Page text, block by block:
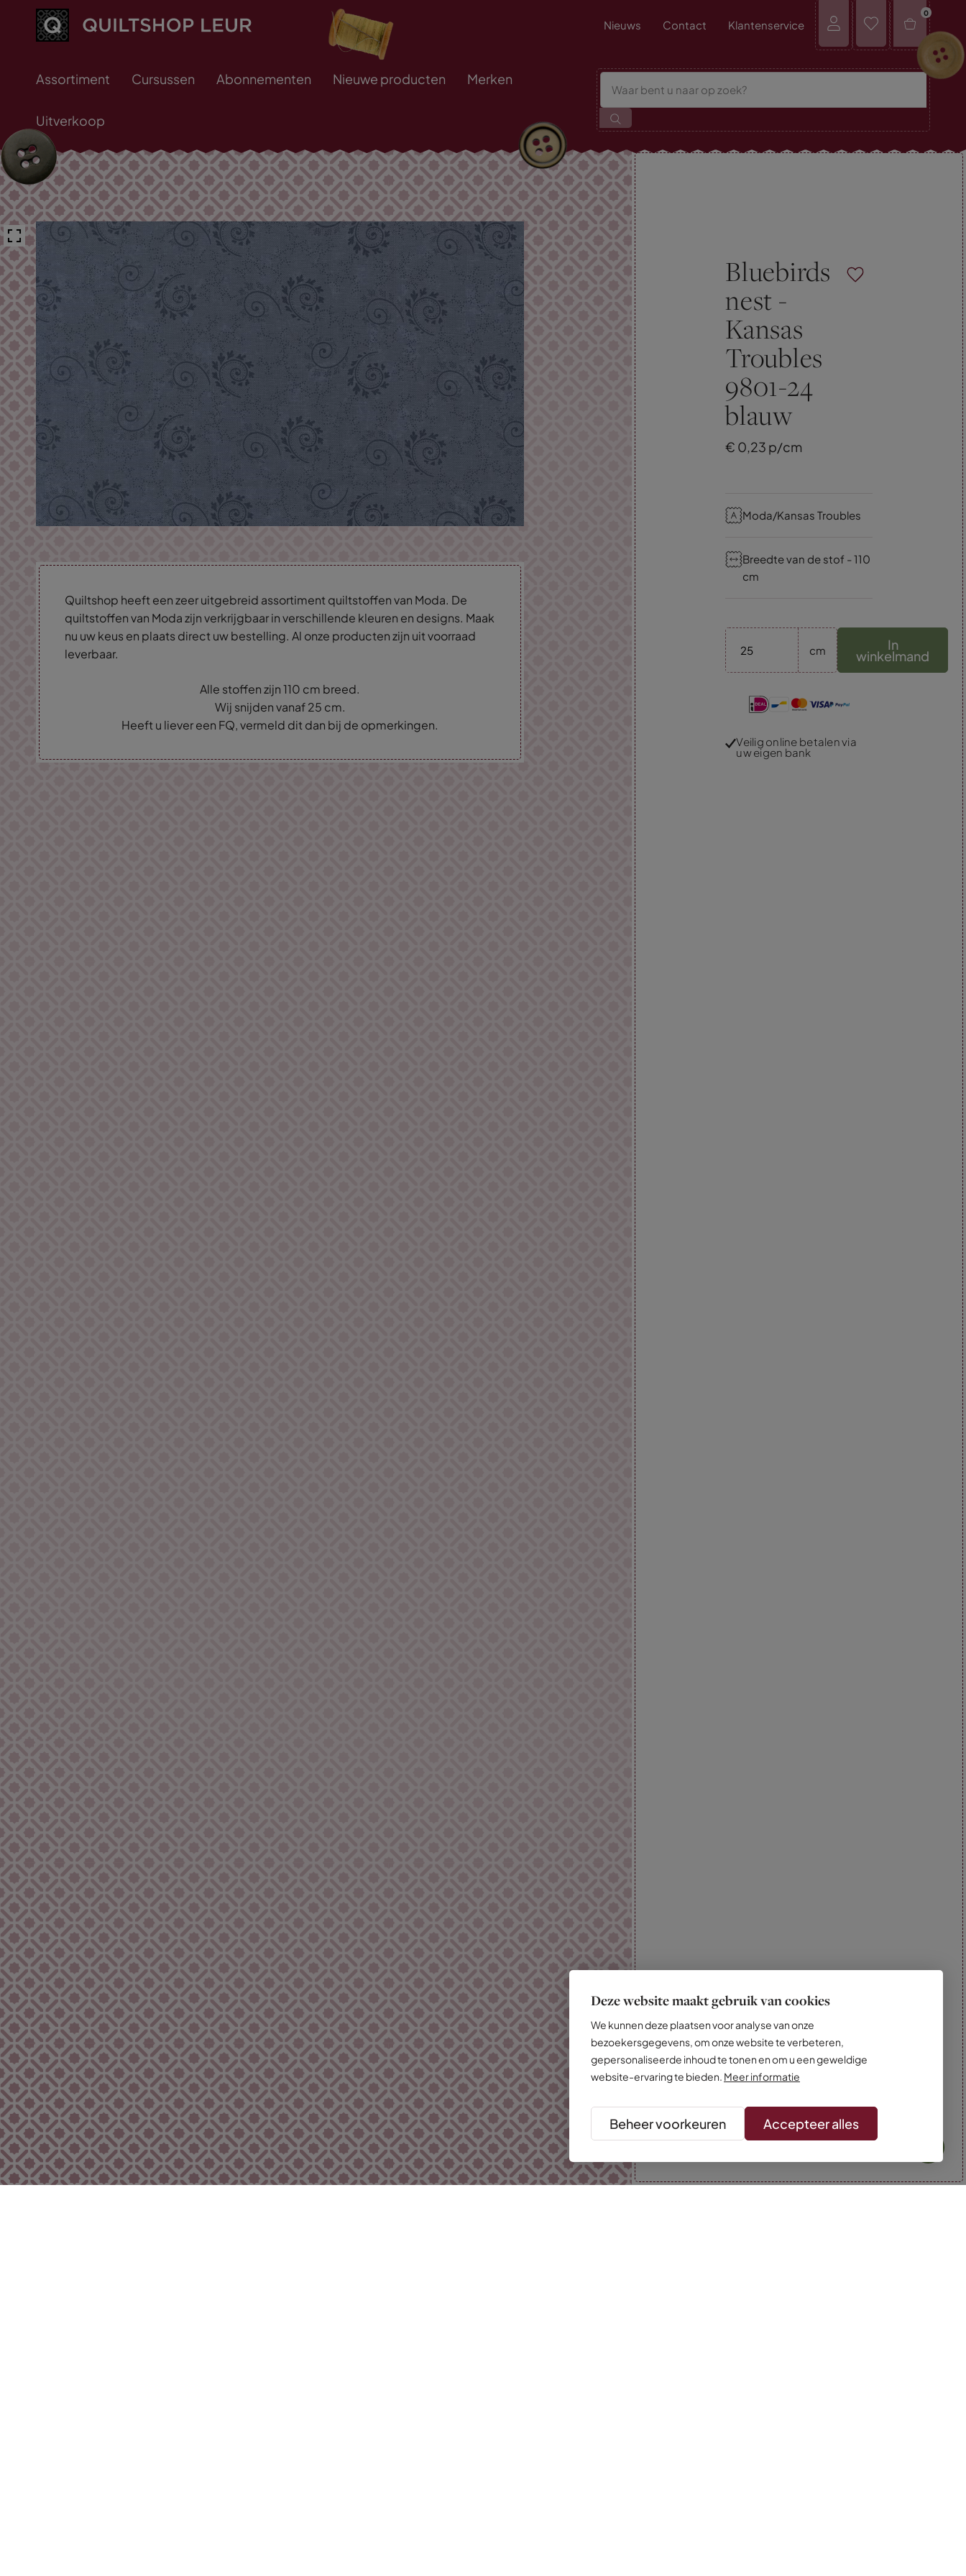
Deze website maakt gebruik van cookies
We kunnen deze plaatsen voor analyse van onze
bezoekersgegevens, om onze website te verbeteren,
gepersonaliseerde inhoud te tonen en om u een geweldige
website-ervaring te bieden. Meer informatie
Beheer voorkeuren Accepteer alles
Nieuws Contact Klantenservice
0
Assortiment Cursussen Abonnementen Nieuwe producten Merken
Uitverkoop
Quiltshop heeft een zeer uitgebreid assortiment quiltstoffen van Moda. De
quiltstoffen van Moda zijn verkrijgbaar in verschillende kleuren en designs. Maak
nu uw keus en plaats direct uw bestelling. Al onze producten zijn uit voorraad
leverbaar.
Alle stoffen zijn 110 cm breed.
Wij snijden vanaf 25 cm.
Heeft u liever een FQ, vermeld dit dan bij de opmerkingen.
Bluebirds
nest -
Kansas
Troubles
9801-24
blauw
€ 0,23 p/cm
Moda/Kansas Troubles
Breedte van de stof - 110
cm
cm In
winkelmand
Veilig online betalen via
uw eigen bank